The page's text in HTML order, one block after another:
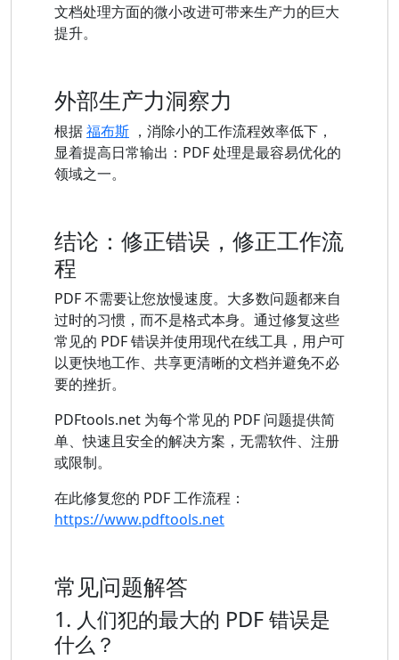
文档处理方面的微小改进可带来生产力的巨大
提升。
外部生产力洞察力
根据福布斯 ，消除小的工作流程效率低下，
显着提高日常输出：PDF 处理是最容易优化的
领域之一。
结论：修正错误，修正工作流
程
PDF 不需要让您放慢速度。大多数问题都来自
过时的习惯，而不是格式本身。通过修复这些
常见的 PDF 错误并使用现代在线工具，用户可
以更快地工作、共享更清晰的文档并避免不必
要的挫折。
PDFtools.net 为每个常见的 PDF 问题提供简
单、快速且安全的解决方案，无需软件、注册
或限制。
在此修复您的 PDF 工作流程：
https://www.pdftools.net
常见问题解答
1. 人们犯的最大的 PDF 错误是
什么？